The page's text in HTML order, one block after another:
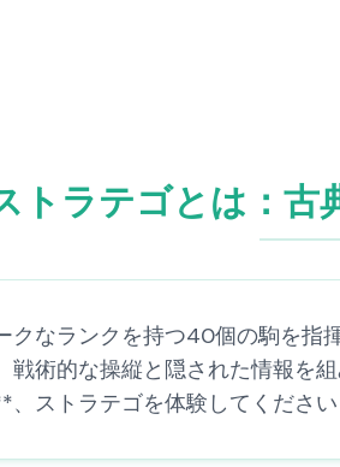
トラテゴとは：古
クなランクを持つ40個の駒を
術的な操縦と隠された情報を
ストラテゴを体験してください